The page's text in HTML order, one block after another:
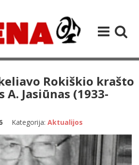
Rokiškio krašto
Jasiūnas (1933-
Kategorija: Aktualijos